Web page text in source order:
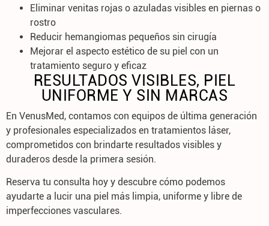
Eliminar venitas rojas o azuladas visibles en piernas o
rostro
Reducir hemangiomas pequeños sin cirugía
Mejorar el aspecto estético de su piel con un
tratamiento seguro y eficaz
RESULTADOS VISIBLES, PIEL
UNIFORME Y SIN MARCAS
En VenusMed, contamos con equipos de última generación
y profesionales especializados en tratamientos láser,
comprometidos con brindarte resultados visibles y
duraderos desde la primera sesión.
Reserva tu consulta hoy y descubre cómo podemos
ayudarte a lucir una piel más limpia, uniforme y libre de
imperfecciones vasculares.